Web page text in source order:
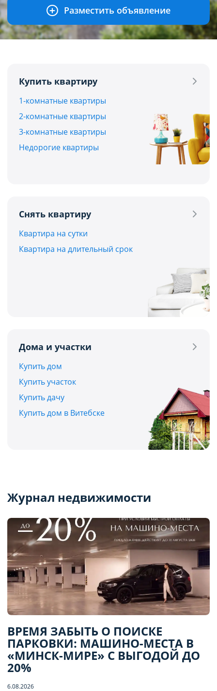
Разместить объявление
Купить квартиру
1-комнатные квартиры
2-комнатные квартиры
3-комнатные квартиры
Недорогие квартиры
Снять квартиру
Квартира на сутки
Квартира на длительный срок
Дома и участки
Купить дом
Купить участок
Купить дачу
Купить дом в Витебске
Журнал недвижимости
ВРЕМЯ ЗАБЫТЬ О ПОИСКЕ
ПАРКОВКИ: МАШИНО-МЕСТА В
«МИНСК-МИРЕ» С ВЫГОДОЙ ДО
20%
6.08.2026